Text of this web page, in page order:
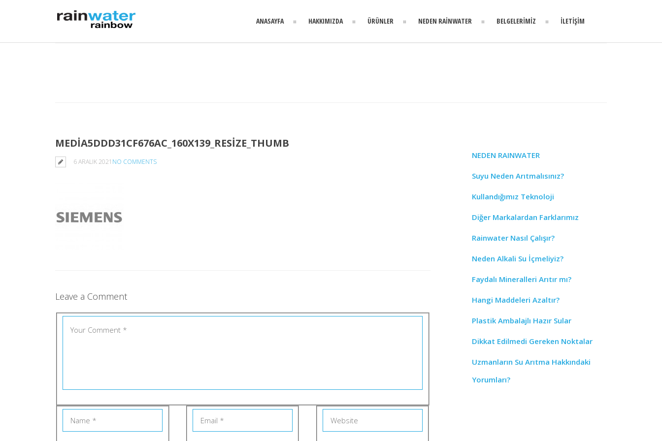
ANASAYFA HAKKIMIZDA ÜRÜNLER NEDEN RAİNWATER BELGELERİMİZ İLETİŞİM
MEDIA5DDD31CF676AC_160X139_RESIZE_THUMB
6 ARALIK 2021 NO COMMENTS
Leave a Comment
NEDEN RAINWATER
Suyu Neden Arıtmalısınız?
Kullandığımız Teknoloji
Diğer Markalardan Farklarımız
Rainwater Nasıl Çalışır?
Neden Alkali Su İçmeliyiz?
Faydalı Mineralleri Arıtır mı?
Hangi Maddeleri Azaltır?
Plastik Ambalajlı Hazır Sular
Dikkat Edilmedi Gereken Noktalar
Uzmanların Su Arıtma Hakkındaki
Yorumları?